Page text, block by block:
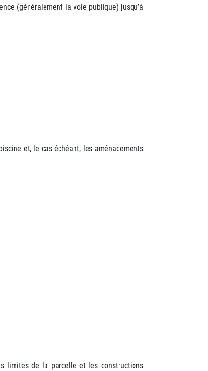
(généralement la voie publique) jusqu’à
et, le cas échéant, les aménagements
limites de la parcelle et les constructions